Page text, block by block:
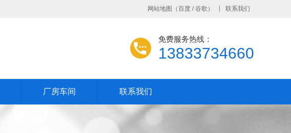
网站地图 （百度 /谷歌 ） 联系我们
免费服务热线：
13833734660
厂房车间 联系我们